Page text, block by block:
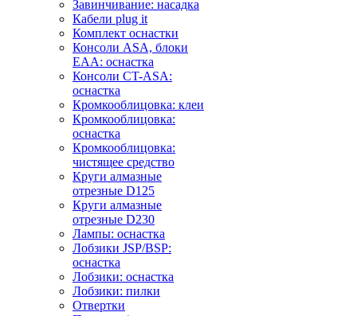
Завинчивание: насадка
Кабели plug it
Комплект оснастки
Консоли ASA, блоки
EAA: оснастка
Консоли CT-ASA:
оснастка
Кромкооблицовка: клеи
Кромкооблицовка:
оснастка
Кромкооблицовка:
чистящее средство
Круги алмазные
отрезные D125
Круги алмазные
отрезные D230
Лампы: оснастка
Лобзики JSP/BSP:
оснастка
Лобзики: оснастка
Лобзики: пилки
Отвертки